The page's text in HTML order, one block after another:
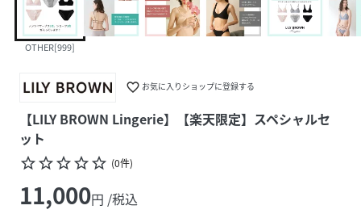
OTHER[999]
favorite_border お気に入りショップに登録する
【LILY BROWN Lingerie】【楽天限定】スペシャルセ
ット
star_borderstar_borderstar_borderstar_borderstar_border (0件)
11,000円 /税込